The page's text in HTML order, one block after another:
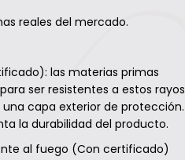
reales del mercado.
las materias primas
ser resistentes a estos rayos
capa exterior de protección.
la durabilidad del producto.
al fuego (Con certificado)